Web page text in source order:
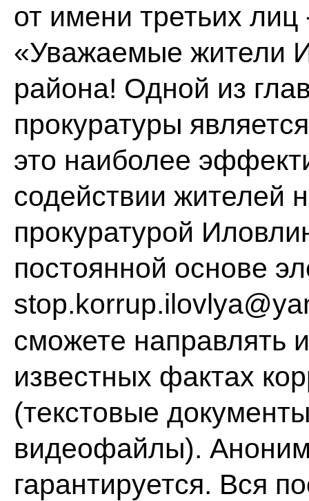
от имени третьих
«Уважаемые жители
района! Одной из
прокуратуры
это наиболее
содействии жителей
прокуратурой
постоянной основе
сможете направлять
известных фактах
(текстовые
видеофайлы).
гарантируется. Вся